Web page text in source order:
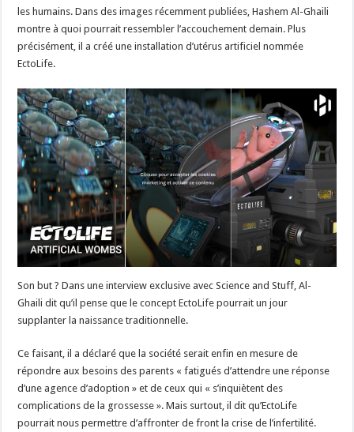
les humains. Dans des images récemment publiées, Hashem Al-Ghaili
montre à quoi pourrait ressembler l’accouchement demain. Plus
précisément, il a créé une installation d’utérus artificiel nommée
EctoLife.
Son but ? Dans une interview exclusive avec Science and Stuff, Al-
Ghaili dit qu’il pense que le concept EctoLife pourrait un jour
supplanter la naissance traditionnelle.
Ce faisant, il a déclaré que la société serait enfin en mesure de
répondre aux besoins des parents « fatigués d’attendre une réponse
d’une agence d’adoption » et de ceux qui « s’inquiètent des
complications de la grossesse ». Mais surtout, il dit qu’EctoLife
pourrait nous permettre d’affronter de front la crise de l’infertilité.